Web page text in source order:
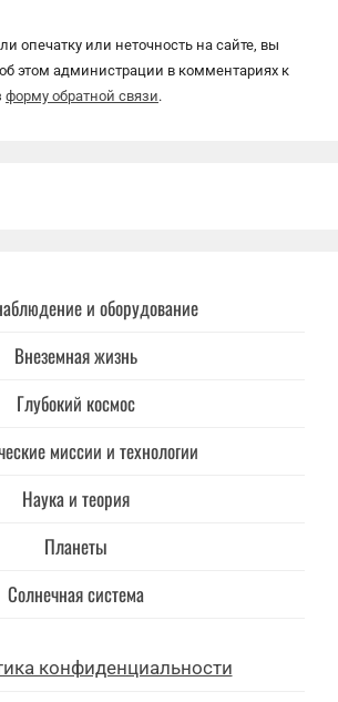
опечатку или неточность на сайте, вы
этом администрации в комментариях к
форму обратной связи.
и оборудование
Внеземная жизнь
Глубокий космос
миссии и технологии
Наука и теория
Планеты
Солнечная система
конфиденциальности